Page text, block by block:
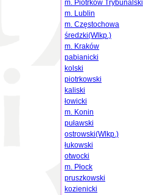
m. Piotrków Trybunalski
m. Lublin
m. Częstochowa
średzki(Wlkp.)
m. Kraków
pabianicki
kolski
piotrkowski
kaliski
łowicki
m. Konin
puławski
ostrowski(Wlkp.)
łukowski
otwocki
m. Płock
pruszkowski
kozienicki